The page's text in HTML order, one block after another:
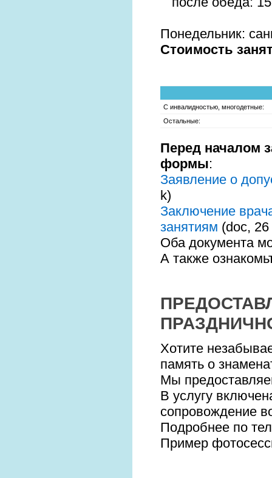
Понедельник:
Стоимость
С инвалидностью, многодетные:
Остальные:
Перед началом
формы:
Заявление о
k)
Заключение
занятиям (doc, 26
Оба документа
А также
Хотите
память о
Мы
В услугу
сопровождение
Подробнее по
Пример